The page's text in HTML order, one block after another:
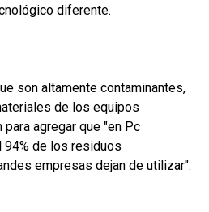
diferente.
son altamente contaminantes,
de los equipos
agregar que "en Pc
94% de los residuos
empresas dejan de utilizar".